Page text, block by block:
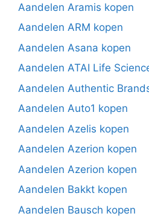
Aandelen Aramis kopen
Aandelen ARM kopen
Aandelen Asana kopen
Aandelen ATAI Life
Aandelen Authentic
Aandelen Auto1 kopen
Aandelen Azelis kopen
Aandelen Azerion kopen
Aandelen Azerion kopen
Aandelen Bakkt kopen
Aandelen Bausch kopen